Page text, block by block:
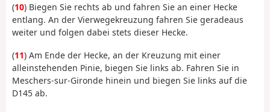
(10) Biegen Sie rechts ab und fahren Sie an einer Hecke
entlang. An der Vierwegekreuzung fahren Sie geradeaus
weiter und folgen dabei stets dieser Hecke.
(11) Am Ende der Hecke, an der Kreuzung mit einer
alleinstehenden Pinie, biegen Sie links ab. Fahren Sie in
Meschers-sur-Gironde hinein und biegen Sie links auf die
D145 ab.